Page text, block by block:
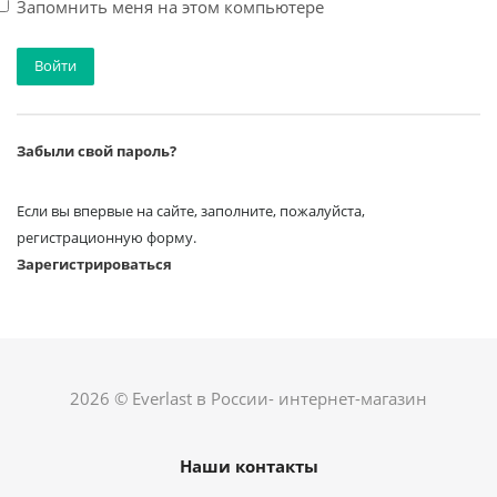
Запомнить меня на этом компьютере
Забыли свой пароль?
Если вы впервые на сайте, заполните, пожалуйста,
регистрационную форму.
Зарегистрироваться
2026 © Everlast в России- интернет-магазин
Наши контакты